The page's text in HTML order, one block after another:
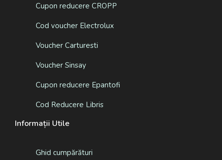
Cupon reducere CROPP
Cod voucher Electrolux
Voucher Carturesti
Voucher Sinsay
Cupon reducere Epantofi
Cod Reducere Libris
Informații Utile
Ghid cumpărături